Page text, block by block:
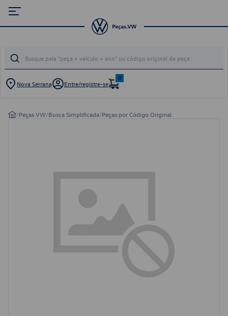
Nova Serrana Entre/registre-se
0
/Peças VW/Busca Simplificada/Peças por Código Original